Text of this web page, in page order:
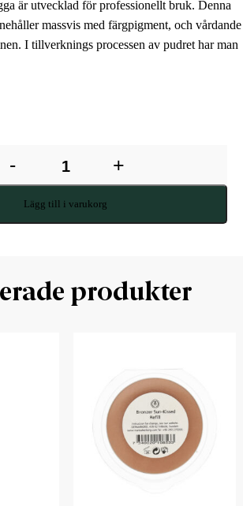
är utvecklad för professionellt bruk. Denna
massvis med färgpigment, och vårdande
I tillverknings processen av pudret har man
- +
Lägg till i varukorg
produkter